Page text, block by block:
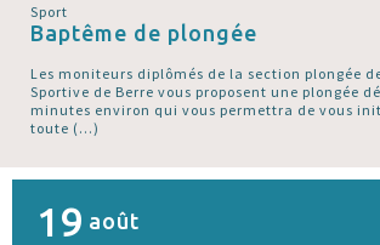
Sport
Baptême de plongée
Les moniteurs diplômés de la section plongée
Sportive de Berre vous proposent une plongée
minutes environ qui vous permettra de vous
toute (…)
19 août